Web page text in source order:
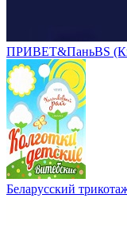
ПРИВЕТ&ПаньBS
Беларусский